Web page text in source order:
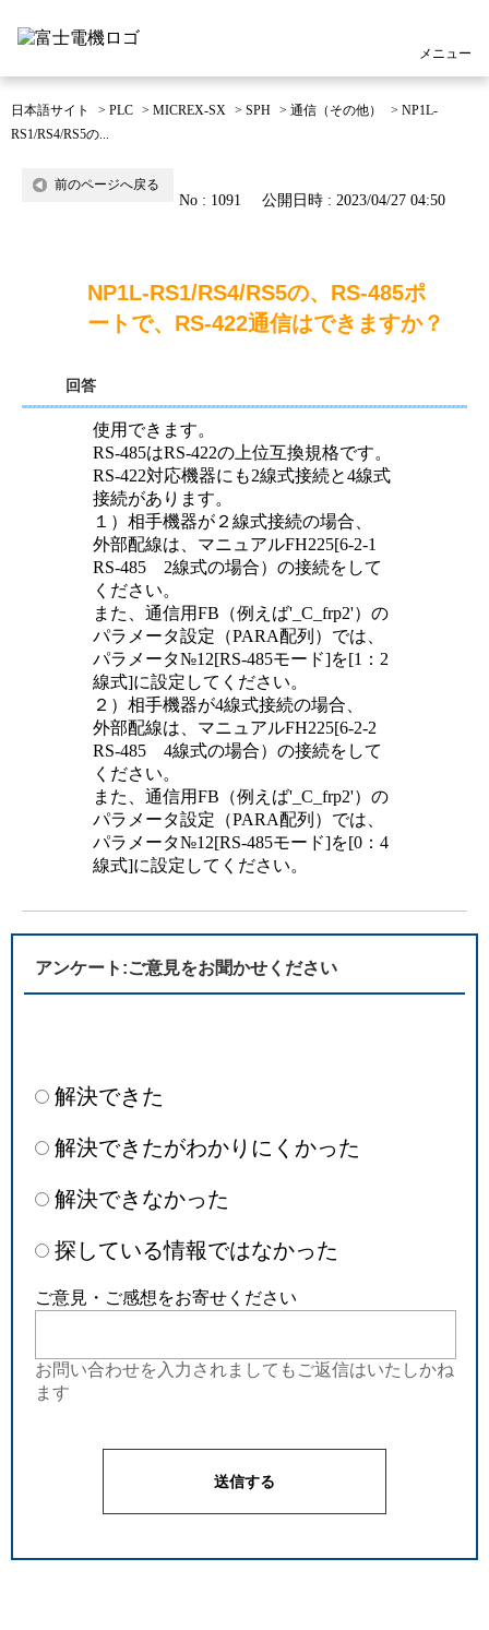
メニュー
日本語サイト > PLC > MICREX-SX > SPH > 通信（その他） > NP1L-
RS1/RS4/RS5の...
前のページへ戻る
No : 1091 公開日時 : 2023/04/27 04:50
NP1L-RS1/RS4/RS5の、RS-485ポ
ートで、RS-422通信はできますか？
回答
使用できます。
RS-485はRS-422の上位互換規格です。
RS-422対応機器にも2線式接続と4線式
接続があります。
１）相手機器が２線式接続の場合、
外部配線は、マニュアルFH225[6-2-1
RS-485 2線式の場合）の接続をして
ください。
また、通信用FB（例えば'_C_frp2'）の
パラメータ設定（PARA配列）では、
パラメータ№12[RS-485モード]を[1：2
線式]に設定してください。
２）相手機器が4線式接続の場合、
外部配線は、マニュアルFH225[6-2-2
RS-485 4線式の場合）の接続をして
ください。
また、通信用FB（例えば'_C_frp2'）の
パラメータ設定（PARA配列）では、
パラメータ№12[RS-485モード]を[0：4
線式]に設定してください。
アンケート:ご意見をお聞かせください
解決できた
解決できたがわかりにくかった
解決できなかった
探している情報ではなかった
ご意見・ご感想をお寄せください
お問い合わせを入力されましてもご返信はいたしかね
ます